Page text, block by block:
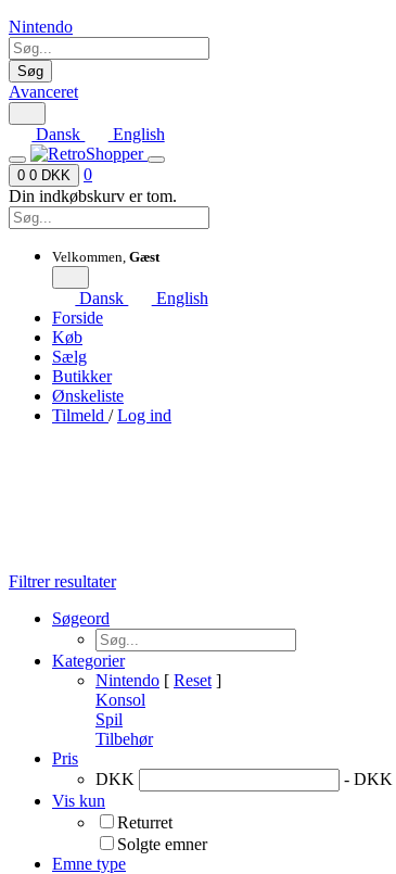
Nintendo
Søg
Avanceret
Dansk English
0 0 DKK
0
Din indkøbskurv er tom.
Velkommen, Gæst
Dansk
English
Forside
Køb
Sælg
Butikker
Ønskeliste
Tilmeld /Log ind
Filtrer resultater
Søgeord
Kategorier
Nintendo [ Reset ]
Konsol
Spil
Tilbehør
Pris
DKK
- DKK
Vis kun
Returret
Solgte emner
Emne type